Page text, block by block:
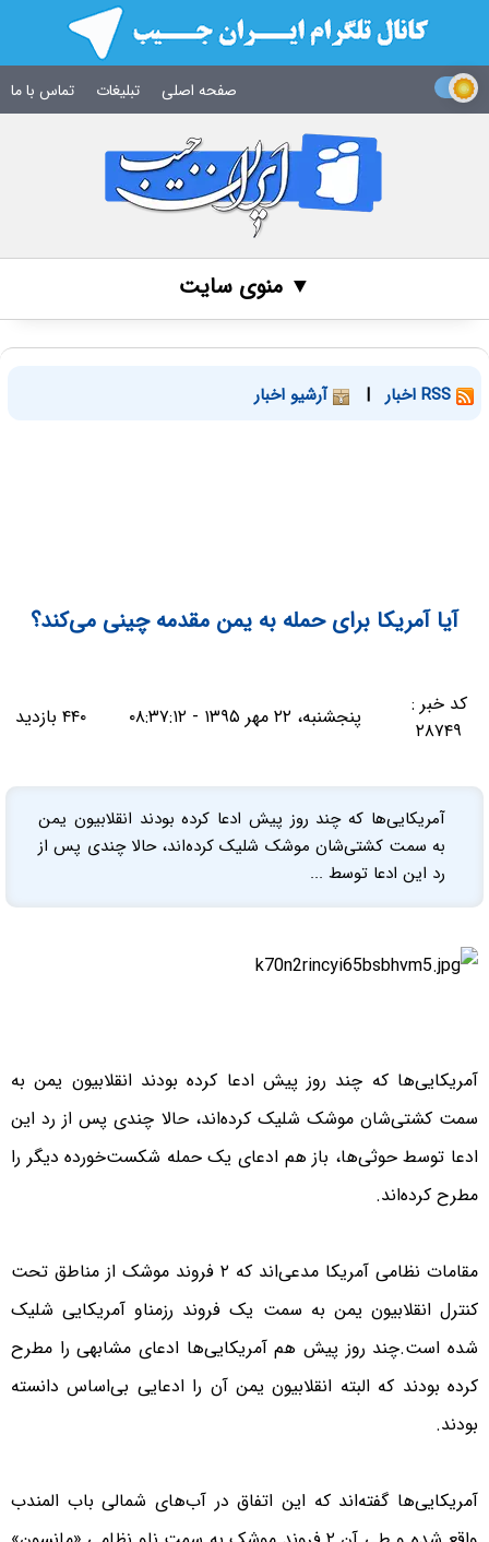
صفحه اصلی تبلیغات تماس با ما
▼ منوی سایت
| آرشیو اخبار
آیا آمریکا برای حمله به یمن مقدمه چینی می‌کند؟
کد خبر :
۲۸۷۴۹
پنجشنبه، ۲۲ مهر ۱۳۹۵ - ۰۸:۳۷:۱۲ ۴۴۰ بازدید
آمریکایی‌ها که چند روز پیش ادعا کرده بودند انقلابیون یمن
به سمت کشتی‌شان موشک شلیک کرده‌اند، حالا چندی پس از
رد این ادعا توسط ...
آمریکایی‌ها که چند روز پیش ادعا کرده بودند انقلابیون یمن به
سمت کشتی‌شان موشک شلیک کرده‌اند، حالا چندی پس از رد این
ادعا توسط حوثی‌ها، باز هم ادعای یک حمله شکست‌خورده دیگر را
مطرح کرده‌اند.
مقامات نظامی آمریکا مدعی‌اند که ۲ فروند موشک از مناطق تحت
کنترل انقلابیون یمن به سمت یک فروند رزمناو آمریکایی شلیک
شده است.چند روز پیش هم آمریکایی‌ها ادعای مشابهی را مطرح
کرده بودند که البته انقلابیون یمن آن را ادعایی بی‌اساس دانسته
بودند.
آمریکایی‌ها گفته‌اند که این اتفاق در آب‌های شمالی باب المندب